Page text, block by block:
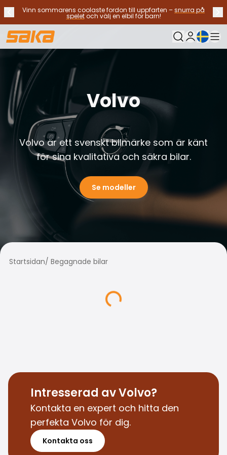
Tidigare meddelande
Vinn sommarens coolaste fordon till uppfarten –snurra på
speletoch välj en elbil för barn!
Stoppa meddelanden
✕
Min Saka
Nuvarande
Byt bilar
Bränsletyp
Alla bilar til salu
Elbilar
Hybridbilar
Bensinbilar
Dieselbilar
Gasdrivna bilar
Kontakta oss
SUV:ar och crossovers
Kombibilar
Dragfordon
BMW
Kia
Mercedes-Benz
Polestar
Toyota
Volvo
Volvo är ett svenskt bilmärke som är känt
för sina kvalitativa och säkra bilar.
Se modeller
Startsidan/ Begagnade bilar
Intresserad av Volvo?
Kontakta en expert och hitta den
perfekta Volvo för dig.
Kontakta oss